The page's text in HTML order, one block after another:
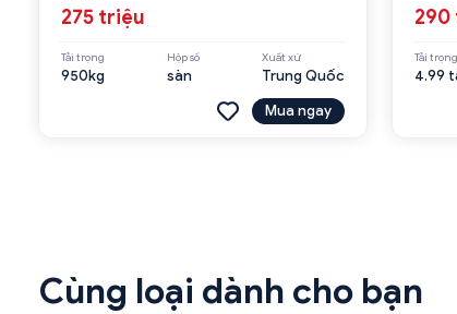
275 triệu
Tải trọng
950kg
Hộp số
sàn
Xuất xứ
Trung Quốc
Mua ngay
290
Tải trọng
4.99
Cùng loại dành cho bạn